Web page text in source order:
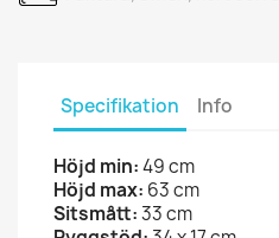
Specifikation Info
Höjd min:49 cm
Höjd max: 63 cm
Sitsmått:33 cm